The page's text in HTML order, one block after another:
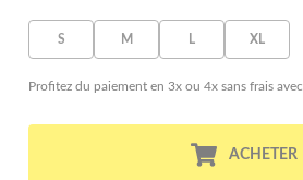
S M L XL
Profitez du paiement en 3x ou 4x sans frais avec
ACHETER